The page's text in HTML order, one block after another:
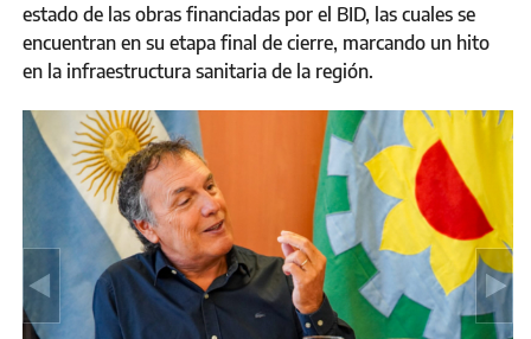
estado de las obras financiadas por el BID, las cuales se
encuentran en su etapa final de cierre, marcando un hito
en la infraestructura sanitaria de la región.